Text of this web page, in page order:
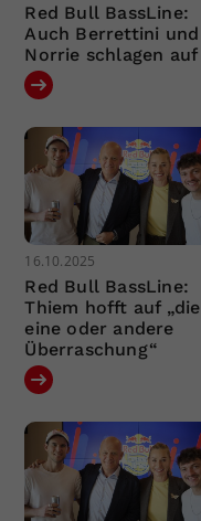
Red Bull BassLine:
Auch Berrettini und
Norrie schlagen auf
16.10.2025
Red Bull BassLine:
Thiem hofft auf „die
eine oder andere
Überraschung“